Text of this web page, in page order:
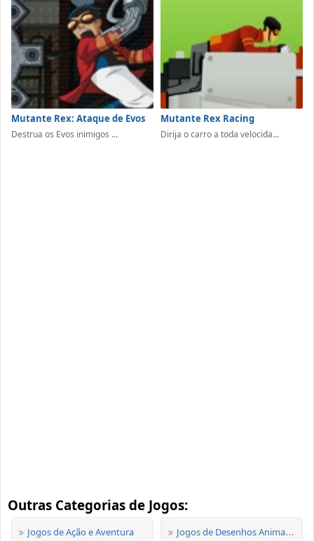
Mutante Rex: Ataque de Evos
Destrua os Evos inimigos ...
Mutante Rex Racing
Dirija o carro a toda velocida...
Outras Categorias de Jogos:
Jogos de Ação e Aventura Jogos de Desenhos Animados